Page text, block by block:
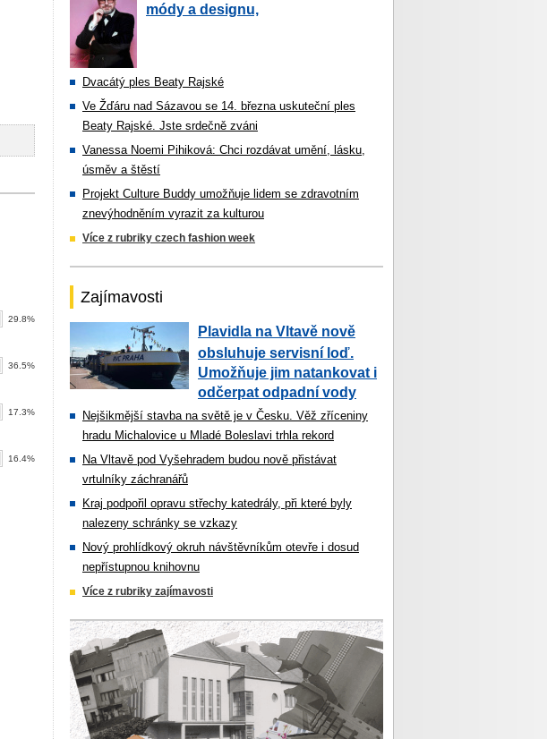
29.8%
36.5%
17.3%
16.4%
módy a designu,
Dvacátý ples Beaty Rajské
Ve Žďáru nad Sázavou se 14. března uskuteční ples
Beaty Rajské. Jste srdečně zváni
Vanessa Noemi Pihiková: Chci rozdávat umění, lásku,
úsměv a štěstí
Projekt Culture Buddy umožňuje lidem se zdravotním
znevýhodněním vyrazit za kulturou
Více z rubriky czech fashion week
Zajímavosti
Plavidla na Vltavě nově
obsluhuje servisní loď.
Umožňuje jim natankovat i
odčerpat odpadní vody
Nejšikmější stavba na světě je v Česku. Věž zříceniny
hradu Michalovice u Mladé Boleslavi trhla rekord
Na Vltavě pod Vyšehradem budou nově přistávat
vrtulníky záchranářů
Kraj podpořil opravu střechy katedrály, při které byly
nalezeny schránky se vzkazy
Nový prohlídkový okruh návštěvníkům otevře i dosud
nepřístupnou knihovnu
Více z rubriky zajímavosti